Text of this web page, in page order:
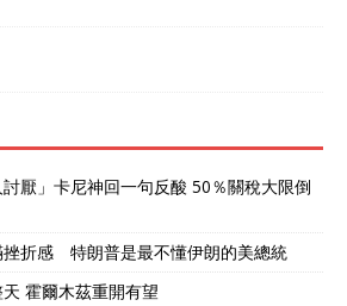
厭」卡尼神回一句反酸 50％關稅大限倒
挫折感 特朗普是最不懂伊朗的美總統
霍爾木茲重開有望